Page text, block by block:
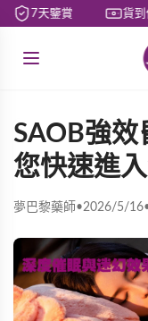
7天鑒賞 貨到
SAOB強效
您快速進
夢巴黎藥師•2026/5/16